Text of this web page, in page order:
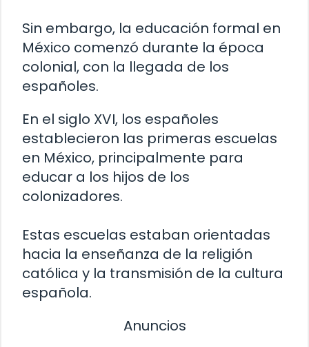
Sin embargo, la educación formal en
México comenzó durante la época
colonial, con la llegada de los
españoles.
En el siglo XVI, los españoles
establecieron las primeras escuelas
en México, principalmente para
educar a los hijos de los
colonizadores.
Estas escuelas estaban orientadas
hacia la enseñanza de la religión
católica y la transmisión de la cultura
española.
Anuncios